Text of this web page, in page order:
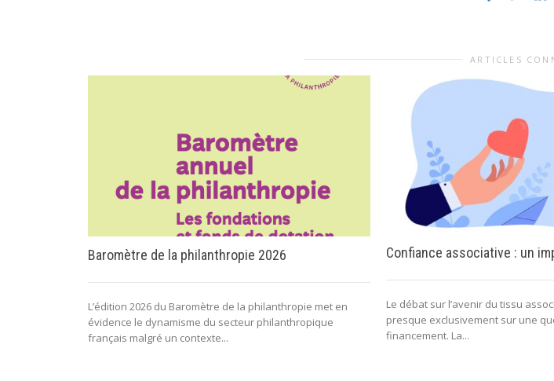
ARTICLES
Baromètre de la philanthropie 2026
L’édition 2026 du Baromètre de la philanthropie met en
évidence le dynamisme du secteur philanthropique
français malgré un contexte...
Confiance associative : un
Le débat sur l’avenir du tissu
presque exclusivement sur une
financement. La...